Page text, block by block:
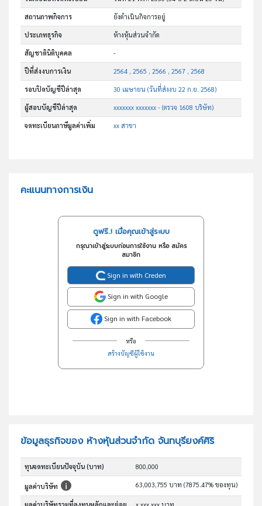
สถานภาพกิจการ ยังดำเนินกิจการอยู่
ประเภทธุรกิจ ห้างหุ้นส่วนจำกัด
สัญชาตินิติบุคคล -
ปีที่ส่งงบการเงิน 2564 , 2565 , 2566 , 2567 , 2568
รอบปิดบัญชีปีล่าสุด 30 เมษายน (วันที่ส่งงบ 22 ก.ย. 2568)
ผู้สอบบัญชีปีล่าสุด xxxxxxx xxxxxxx - (ตรวจ 1608 บริษัท)
จดทะเบียนภาษีมูลค่าเพิ่ม xx สาขา
คะแนนทางการเงิน
ดูฟรี..! เมื่อคุณเข้าสู่ระบบ
กรุณาเข้าสู่ระบบก่อนการใช้งาน หรือ สมัคร
สมาชิก
Sign in with Creden
Sign in with Google
Sign in with Facebook
หรือ
สร้างบัญชีผู้ใช้งาน
ข้อมูลธุรกิจของ ห้างหุ้นส่วนจำกัด จันทบุรียงค์ศิริ
ทุนจดทะเบียนปัจจุบัน (บาท) 800,000
มูลค่าบริษัท 63,003,755 บาท (7875.47% ของทุน)